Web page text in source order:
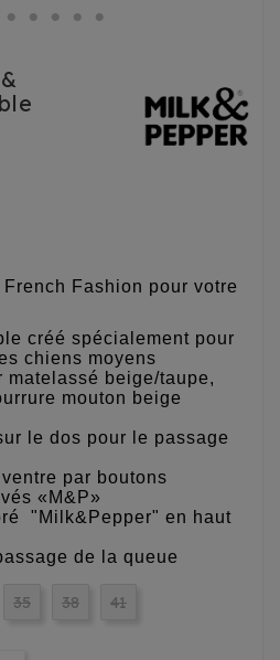
Fashion pour votre
créé spécialement pour
chiens moyens
matelassé beige/taupe,
mouton beige
le dos pour le passage
par boutons
«M&P»
"Milk&Pepper" en haut
de la queue
35 38 41